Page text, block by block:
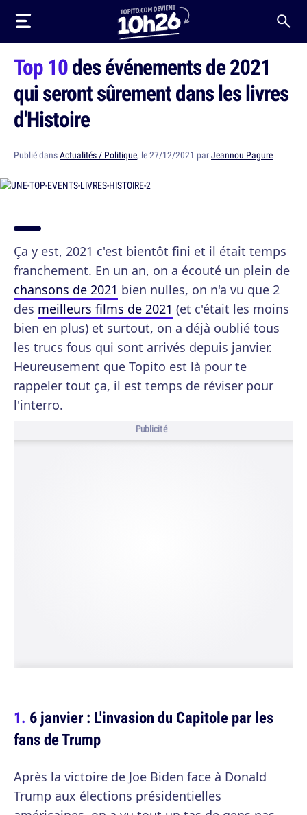
Top 10des événements de 2021
qui seront sûrement dans les livres
d'Histoire
Publié dansActualités / Politique, le 27/12/2021 parJeannou Pagure
Ça y est, 2021 c'est bientôt fini et il était temps
franchement. En un an, on a écouté un plein de
chansons de 2021 bien nulles, on n'a vu que 2
des meilleurs films de 2021 (et c'était les moins
bien en plus) et surtout, on a déjà oublié tous
les trucs fous qui sont arrivés depuis janvier.
Heureusement que Topito est là pour te
rappeler tout ça, il est temps de réviser pour
l'interro.
Publicité
6 janvier : L'invasion du Capitole par les
fans de Trump
Après la victoire de Joe Biden face à Donald
Trump aux élections présidentielles